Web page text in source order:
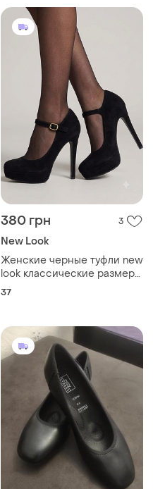
380 грн 3
New Look
Женские черные туфли new
look классические размер
37
37